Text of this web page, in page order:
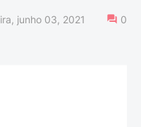
junho 03, 2021 0